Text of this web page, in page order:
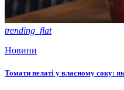
trending_flat
Новини
Томати пелаті у власному соку: